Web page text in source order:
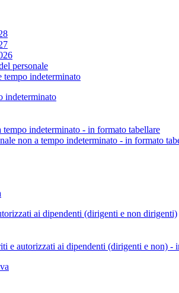
personale
tempo indeterminato
indeterminato
tempo indeterminato - in formato tabellare
non a tempo indeterminato - in formato
ai dipendenti (dirigenti e non dirigenti)
e autorizzati ai dipendenti (dirigenti e non) -